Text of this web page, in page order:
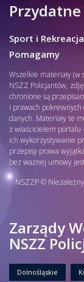
Sport i Rekreacja
Pomagamy
Wszelkie materiały (w
NSZZ Policjantów,
chronione są
i prawach
danych. Materiały te
z właścicielem
ich wykorzystywanie
przepisy prawa
bez ważnej umowy
NSZZP ©
Zarządy
NSZZ
Dolnośląskie